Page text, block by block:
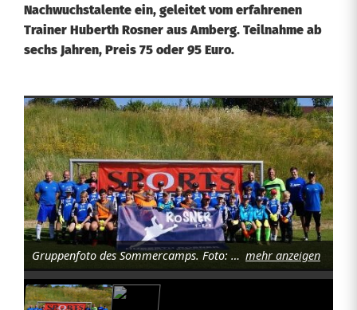
Nachwuchstalente ein, geleitet vom erfahrenen
Trainer Huberth Rosner aus Amberg. Teilnahme ab
sechs Jahren, Preis 75 oder 95 Euro.
T
o
r
w
a
t
Gruppenfoto des Sommercamps. Foto: Huberth Rosner mehr anzeigen